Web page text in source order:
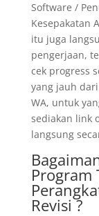
Software /
Kesepakatan
itu juga
pengerjaan,
cek progress
yang jauh
WA, untuk
sediakan link
langsung
Program
Revisi ?